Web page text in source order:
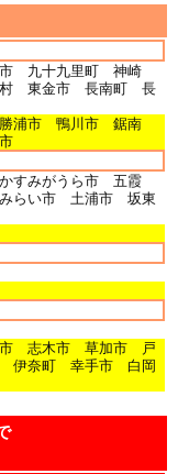
九十九里町 神崎
東金市 長南町 長
浦市 鴨川市 鋸南
みがうら市 五霞
らい市 土浦市 坂東
志木市 草加市 戸
伊奈町 幸手市 白岡